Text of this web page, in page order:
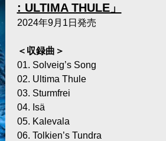
: ULTIMA THULE」
2024年9月1日発売
＜収録曲＞
01. Solveig’s Song
02. Ultima Thule
03. Sturmfrei
04. Isä
05. Kalevala
06. Tolkien’s Tundra